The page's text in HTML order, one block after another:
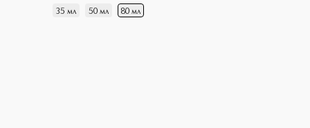
35 мл 50 мл 80 мл